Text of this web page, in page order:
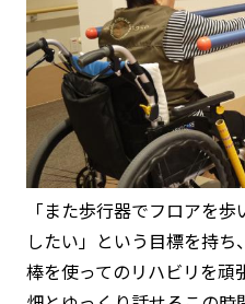
「また歩行器でフロアを
したい」という目標を持ち
棒を使ってのリハビリを頑